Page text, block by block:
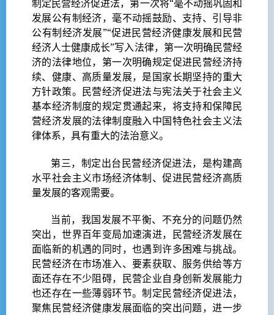
制定民营经济促进法，第一次将“毫不动摇巩固和
发展公有制经济，毫不动摇鼓励、支持、引导非
公有制经济发展”“促进民营经济健康发展和民营
经济人士健康成长”写入法律，第一次明确民营经
济的法律地位，第一次明确规定促进民营经济持
续、健康、高质量发展，是国家长期坚持的重大
方针政策。民营经济促进法与宪法关于社会主义
基本经济制度的规定贯通起来，将支持和保障民
营经济发展的法律制度融入中国特色社会主义法
律体系，具有重大的法治意义。
第三，制定出台民营经济促进法，是构建高
水平社会主义市场经济体制、促进民营经济高质
量发展的客观需要。
当前，我国发展不平衡、不充分的问题仍然
突出，世界百年变局加速演进，民营经济发展在
面临新的机遇的同时，也遇到许多困难与挑战。
民营经济在市场准入、要素获取、服务供给等方
面还存在不少阻碍，民营企业自身创新发展能力
也还存在一些薄弱环节。制定民营经济促进法，
聚焦民营经济健康发展面临的突出问题，进一步